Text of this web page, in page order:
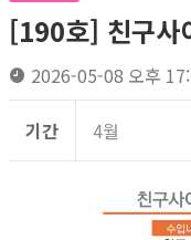
[190호] 친구사
2026-05-08 오후
기간 4월